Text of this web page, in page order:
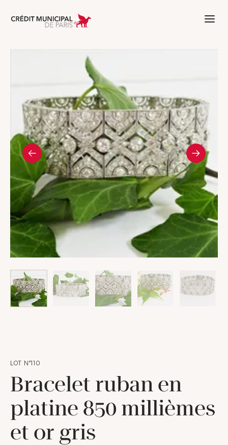
Aller à l'accueil de Crédit Municipal
LOT N°110
Bracelet ruban en
platine 850 millièmes
et or gris